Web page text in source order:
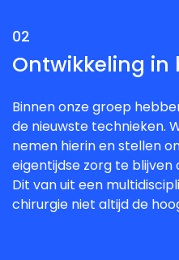
02
Ontwikkeling in
Binnen onze groep
de nieuwste technieken.
nemen hierin en stellen
eigentijdse zorg te blijven
Dit van uit een
chirurgie niet altijd de